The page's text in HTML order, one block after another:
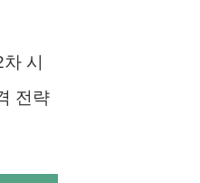
시
전략